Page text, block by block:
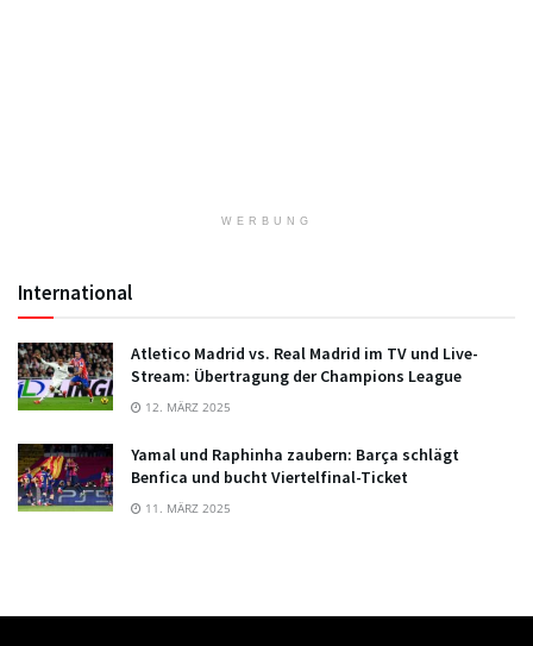
WERBUNG
International
Atletico Madrid vs. Real Madrid im TV und Live-
Stream: Übertragung der Champions League
12. MÄRZ 2025
Yamal und Raphinha zaubern: Barça schlägt
Benfica und bucht Viertelfinal-Ticket
11. MÄRZ 2025